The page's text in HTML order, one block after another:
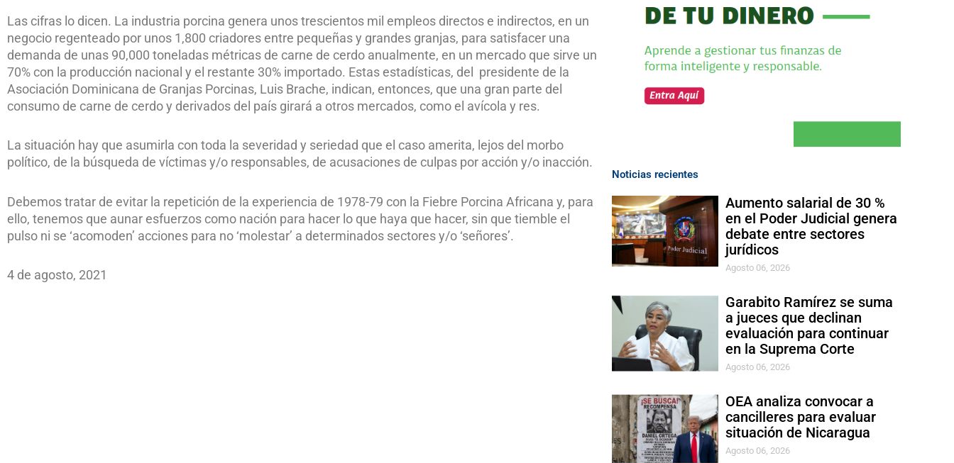
Las cifras lo dicen. La industria porcina genera unos trescientos mil empleos directos e indirectos, en un
negocio regenteado por unos 1,800 criadores entre pequeñas y grandes granjas, para satisfacer una
demanda de unas 90,000 toneladas métricas de carne de cerdo anualmente, en un mercado que sirve un
70% con la producción nacional y el restante 30% importado. Estas estadísticas, del presidente de la
Asociación Dominicana de Granjas Porcinas, Luis Brache, indican, entonces, que una gran parte del
consumo de carne de cerdo y derivados del país girará a otros mercados, como el avícola y res.
La situación hay que asumirla con toda la severidad y seriedad que el caso amerita, lejos del morbo
político, de la búsqueda de víctimas y/o responsables, de acusaciones de culpas por acción y/o inacción.
Debemos tratar de evitar la repetición de la experiencia de 1978-79 con la Fiebre Porcina Africana y, para
ello, tenemos que aunar esfuerzos como nación para hacer lo que haya que hacer, sin que tiemble el
pulso ni se ‘acomoden’ acciones para no ‘molestar’ a determinados sectores y/o ‘señores’.
4 de agosto, 2021
Noticias recientes
Aumento salarial de 30 %
en el Poder Judicial genera
debate entre sectores
jurídicos
Agosto 06, 2026
Garabito Ramírez se suma
a jueces que declinan
evaluación para continuar
en la Suprema Corte
Agosto 06, 2026
OEA analiza convocar a
cancilleres para evaluar
situación de Nicaragua
Agosto 06, 2026